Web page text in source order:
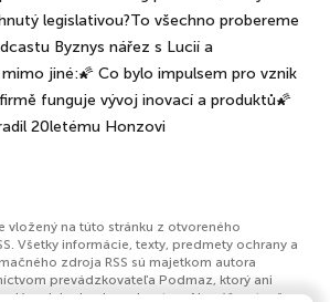
legislativou?To všechno probereme
Byznys nářez s Lucií a
jiné:🌠 Co bylo impulsem pro vznik
funguje vývoj inovací a produktů🌠
20letému Honzovi
vložený na túto stránku z otvoreného
Všetky informácie, texty, predmety ochrany a
zdroja RSS sú majetkom autora
prevádzkovateľa Podmaz, ktorý ani
za ich obsah podcastov. Ak máš za to, že